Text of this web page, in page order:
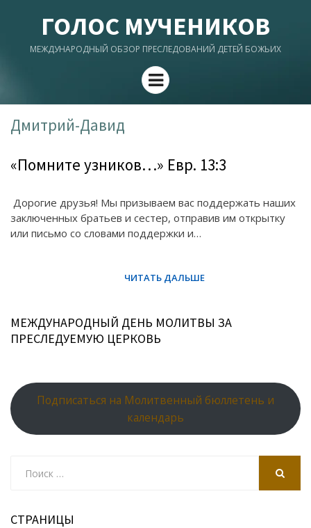
ГОЛОС МУЧЕНИКОВ
МЕЖДУНАРОДНЫЙ ОБЗОР ПРЕСЛЕДОВАНИЙ ДЕТЕЙ БОЖЬИХ
Menu
Дмитрий-Давид
«Помните узников…» Евр. 13:3
Дорогие друзья! Мы призываем вас поддержать наших
заключенных братьев и сестер, отправив им открытку
или письмо со словами поддержки и…
МЕЖДУНАРОДНЫЙ ДЕНЬ МОЛИТВЫ ЗА
ПРЕСЛЕДУЕМУЮ ЦЕРКОВЬ
Подписаться на Молитвенный бюллетень и
календарь
СТРАНИЦЫ